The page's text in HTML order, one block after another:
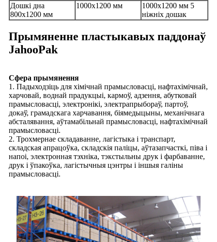
Дошкі дна
800x1200 мм
1000x1200 мм
1000x1200 мм 5
ніжніх дошак
Прымяненне пластыкавых паддонаў
JahooPak
Сфера прымянення
1. Падыходзіць для хімічнай прамысловасці, нафтахімічнай,
харчовай, воднай прадукцыі, кармоў, адзення, абутковай
прамысловасці, электронікі, электрапрыбораў, партоў,
докаў, грамадскага харчавання, біямедыцыны, механічнага
абсталявання, аўтамабільнай прамысловасці, нафтахімічнай
прамысловасці.
2. Трохмернае складаванне, лагістыка і транспарт,
складская апрацоўка, складскія паліцы, аўтазапчасткі, піва і
напоі, электронная тэхніка, тэкстыльны друк і фарбаванне,
друк і ўпакоўка, лагістычныя цэнтры і іншыя галіны
прамысловасці.